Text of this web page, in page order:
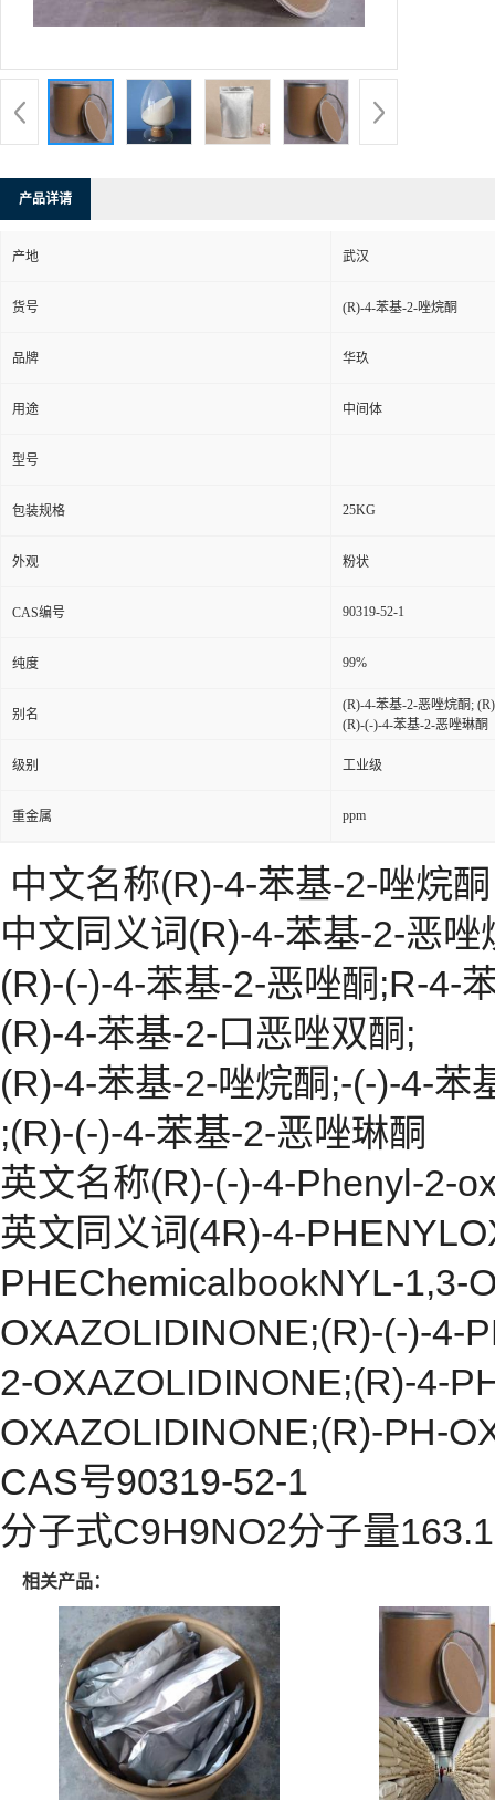
产品详请
产地 武汉
货号 (R)-4-苯基-2-唑烷酮
品牌 华玖
用途 中间体
型号
包装规格 25KG
外观 粉状
CAS编号 90319-52-1
纯度 99%
别名
(R)-4-苯基-2-恶唑烷酮;
(R)-(-)-4-苯基-2-恶唑琳酮
级别 工业级
重金属 ppm
中文名称(R)-4-苯基-2-唑烷酮
中文同义词(R)-4-苯基-2-恶唑
(R)-(-)-4-苯基-2-恶唑酮;R-4-
(R)-4-苯基-2-口恶唑双酮;
(R)-4-苯基-2-唑烷酮;-(-)-4-苯
;(R)-(-)-4-苯基-2-恶唑琳酮
英文名称(R)-(-)-4-Phenyl-2-
英文同义词(4R)-4-
PHEChemicalbookNYL-1,3-
OXAZOLIDINONE;(R)-(-)-4-
2-OXAZOLIDINONE;(R)-4-
OXAZOLIDINONE;(R)-PH-
CAS号90319-52-1
分子式C9H9NO2分子量
相关产品：